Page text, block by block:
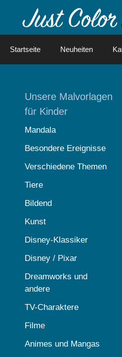
Startseite Neuheiten
Unsere Malvorlagen
für Kinder
Mandala
Besondere Ereignisse
Verschiedene Themen
Tiere
Bildend
Kunst
Disney-Klassiker
Disney / Pixar
Dreamworks und
andere
TV-Charaktere
Filme
Animes und Mangas